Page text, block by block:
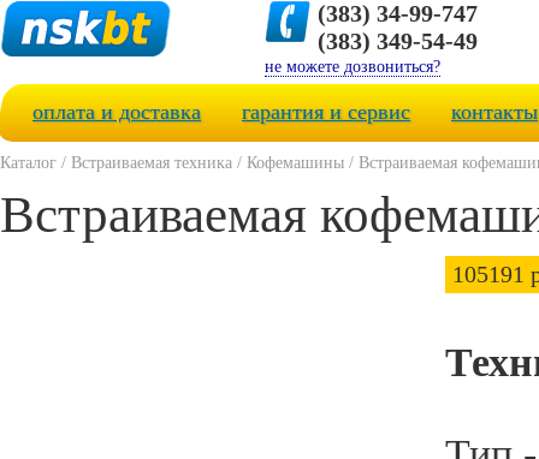
(383) 34-99-747
(383) 349-54-49
не можете дозвониться?
оплата и доставка гарантия и сервис контакты
Каталог / Встраиваемая техника / Кофемашины / Встраиваемая
Встраиваемая
105191